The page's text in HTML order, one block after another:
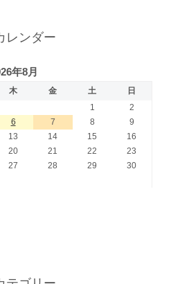
レンダー
年8月
木 金 土
日
1
2
6 7 8
9
13 14 15
16
20 21 22
23
27 28 29
30